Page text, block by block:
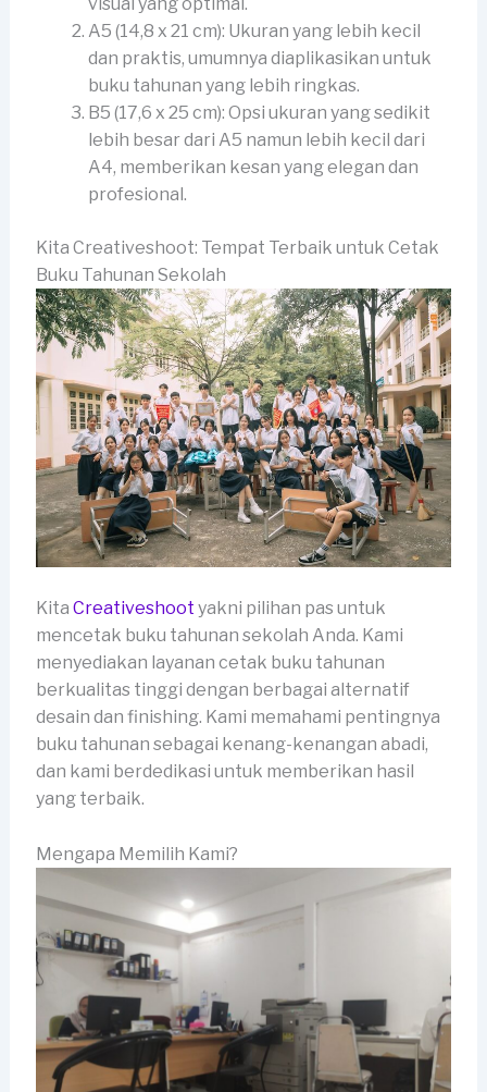
visual yang optimal.
A5 (14,8 x 21 cm): Ukuran yang lebih kecil
dan praktis, umumnya diaplikasikan untuk
buku tahunan yang lebih ringkas.
B5 (17,6 x 25 cm): Opsi ukuran yang sedikit
lebih besar dari A5 namun lebih kecil dari
A4, memberikan kesan yang elegan dan
profesional.
Kita Creativeshoot: Tempat Terbaik untuk Cetak
Buku Tahunan Sekolah
Kita Creativeshoot yakni pilihan pas untuk
mencetak buku tahunan sekolah Anda. Kami
menyediakan layanan cetak buku tahunan
berkualitas tinggi dengan berbagai alternatif
desain dan finishing. Kami memahami pentingnya
buku tahunan sebagai kenang-kenangan abadi,
dan kami berdedikasi untuk memberikan hasil
yang terbaik.
Mengapa Memilih Kami?